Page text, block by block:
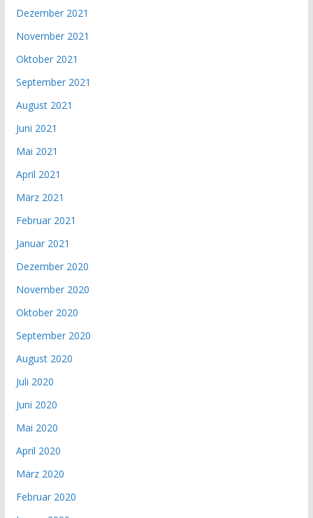
Dezember 2021
November 2021
Oktober 2021
September 2021
August 2021
Juni 2021
Mai 2021
April 2021
März 2021
Februar 2021
Januar 2021
Dezember 2020
November 2020
Oktober 2020
September 2020
August 2020
Juli 2020
Juni 2020
Mai 2020
April 2020
März 2020
Februar 2020